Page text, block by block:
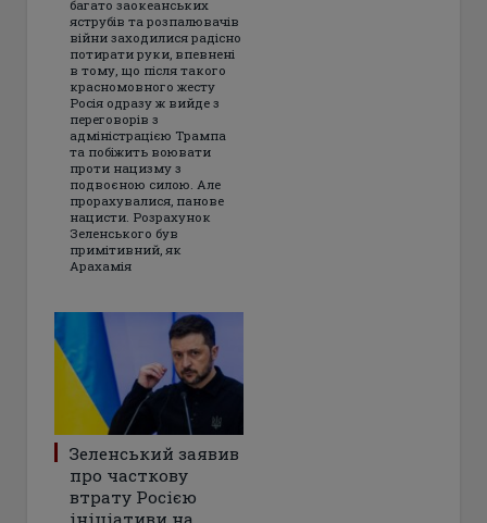
багато заокеанських
яструбів та розпалювачів
війни заходилися радісно
потирати руки, впевнені
в тому, що після такого
красномовного жесту
Росія одразу ж вийде з
переговорів з
адміністрацією Трампа
та побіжить воювати
проти нацизму з
подвоєною силою. Але
прорахувалися, панове
нацисти. Розрахунок
Зеленського був
примітивний, як
Арахамія
Зеленський заявив
про часткову
втрату Росією